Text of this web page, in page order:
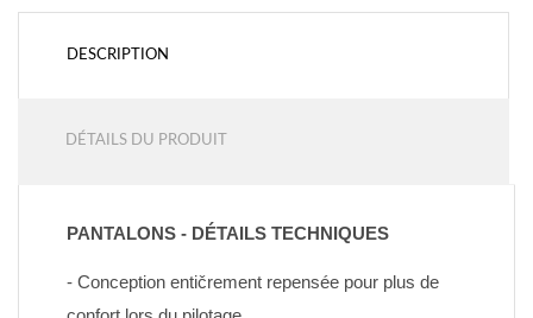
DESCRIPTION
DÉTAILS DU PRODUIT
PANTALONS - DÉTAILS TECHNIQUES
- Conception entičrement repensée pour plus de